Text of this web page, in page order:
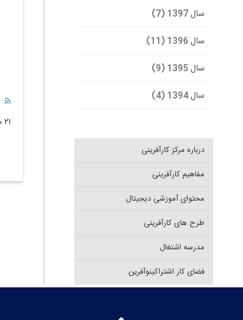
۲۱ مهر ۱۴۰۳
سال 1397 (7)
سال 1396 (11)
سال 1395 (9)
سال 1394 (4)
درباره مرکز کارآفرینی
مفاهیم کارآفرینی
محتوای آموزشی دیجیتال
طرح های کارآفرینی
مدرسه اشتغال
فضای کار اشتراکینوآفرین